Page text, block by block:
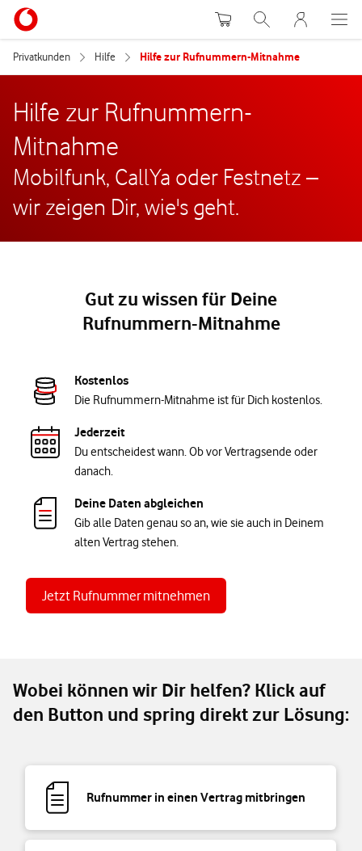
WarenkorbSuche MeinVodafone
Privatkunden Hilfe Hilfe zur Rufnummern-Mitnahme
Hilfe zur Rufnummern-
Mitnahme
Mobilfunk, CallYa oder Festnetz –
wir zeigen Dir, wie's geht.
Gut zu wissen für Deine
Rufnummern-Mitnahme
Kostenlos
Die Rufnummern-Mitnahme ist für Dich kostenlos.
Jederzeit
Du entscheidest wann. Ob vor Vertragsende oder
danach.
Deine Daten abgleichen
Gib alle Daten genau so an, wie sie auch in Deinem
alten Vertrag stehen.
Jetzt Rufnummer mitnehmen
Wobei können wir Dir helfen? Klick auf
den Button und spring direkt zur Lösung:
Rufnummer in einen Vertrag mitbringen